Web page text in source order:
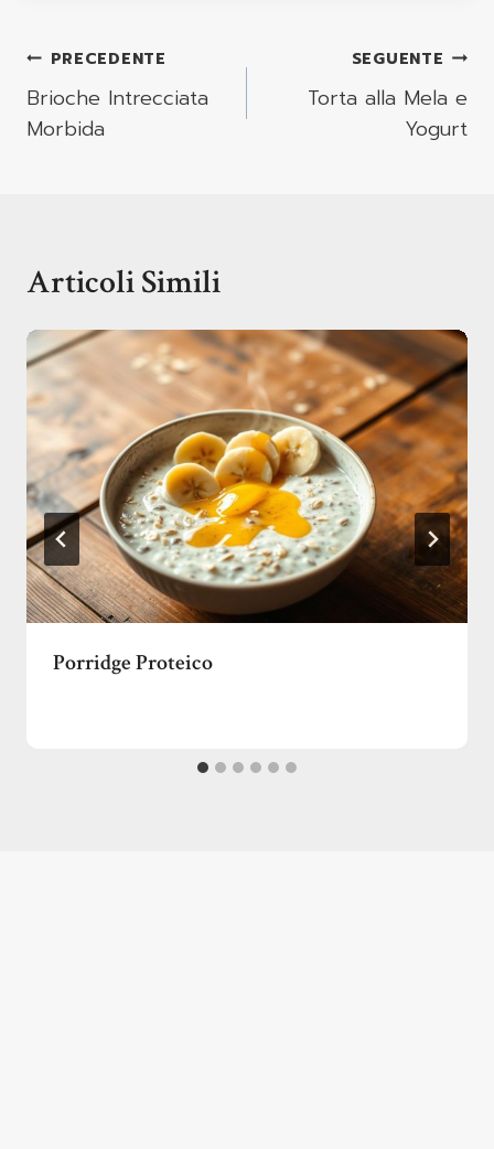
Navigazione
Articoli
PRECEDENTE
Brioche Intrecciata
Morbida
SEGUENTE
Torta alla Mela e
Yogurt
Articoli Simili
Porridge Proteico